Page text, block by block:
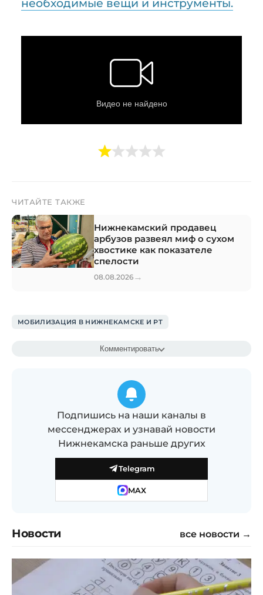
необходимые вещи и инструменты.
ЧИТАЙТЕ ТАКЖЕ
Нижнекамский продавец
арбузов развеял миф о сухом
хвостике как показателе
спелости
08.08.2026 →
МОБИЛИЗАЦИЯ В НИЖНЕКАМСКЕ И РТ
Комментировать
Подпишись на наши каналы в
мессенджерах и узнавай новости
Нижнекамска раньше других
Telegram
MAX
Новости все новости →